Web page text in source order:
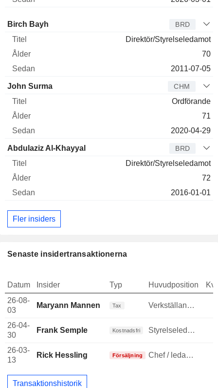
Styrelseledamot
Birch Bayh BRD
Direktör/Styrelseledamot
70
2011-07-05
John Surma CHM
Ordförande
71
2020-04-29
Abdulaziz Al-Khayyal BRD
Direktör/Styrelseledamot
72
2016-01-01
Fler insiders
Senaste insidertransaktionerna
Datum Insider Typ Huvudposition
26-08-
03
Maryann Mannen Tax Verkställande direktör
26-04-
30
Frank Semple Kostnadsfri Styrelseledamot
26-03-
13
Rick Hessling Försäljning Chef / ledande befattningshavare
Transaktionshistorik